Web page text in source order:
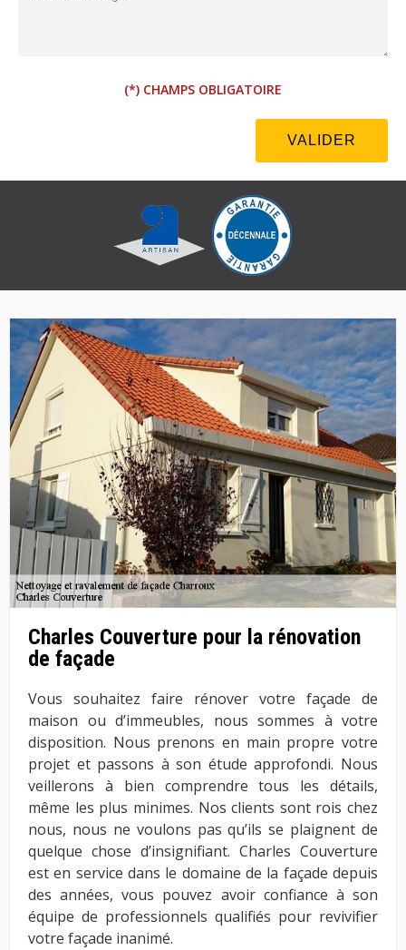
(*) CHAMPS OBLIGATOIRE
Charles Couverture pour la rénovation
de façade
Vous souhaitez faire rénover votre façade de
maison ou d’immeubles, nous sommes à votre
disposition. Nous prenons en main propre votre
projet et passons à son étude approfondi. Nous
veillerons à bien comprendre tous les détails,
même les plus minimes. Nos clients sont rois chez
nous, nous ne voulons pas qu’ils se plaignent de
quelque chose d’insignifiant. Charles Couverture
est en service dans le domaine de la façade depuis
des années, vous pouvez avoir confiance à son
équipe de professionnels qualifiés pour revivifier
votre façade inanimé.